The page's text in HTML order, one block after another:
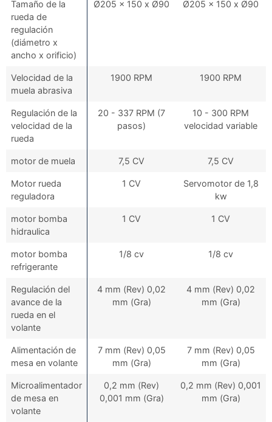
Tamaño de la
rueda de
regulación
(diámetro x
ancho x orificio)
Ø205 x 150 x Ø90 Ø205 x 150 x Ø90
Velocidad de la
muela abrasiva
1900 RPM 1900 RPM
Regulación de la
velocidad de la
rueda
20 - 337 RPM (7
pasos)
10 - 300 RPM
velocidad variable
motor de muela 7,5 CV 7,5 CV
Motor rueda
reguladora
1 CV
Servomotor de 1,8
kw
motor bomba
hidraulica
1 CV 1 CV
motor bomba
refrigerante
1/8 cv 1/8 cv
Regulación del
avance de la
rueda en el
volante
4 mm (Rev) 0,02
mm (Gra)
4 mm (Rev) 0,02
mm (Gra)
Alimentación de
mesa en volante
7 mm (Rev) 0,05
mm (Gra)
7 mm (Rev) 0,05
mm (Gra)
Microalimentador
de mesa en
volante
0,2 mm (Rev)
0,001 mm (Gra)
0,2 mm (Rev) 0,001
mm (Gra)